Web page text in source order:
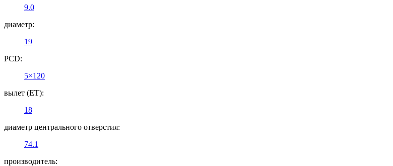
9.0
диаметр:
19
PCD:
5×120
вылет (ET):
18
диаметр центрального отверстия:
74.1
производитель: